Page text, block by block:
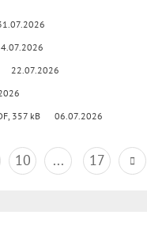
22.07.2026
357 kB 06.07.2026
10 ... 17